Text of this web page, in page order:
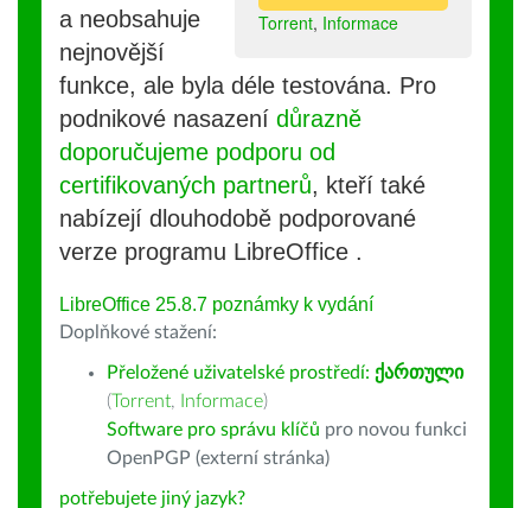
Torrent, Informace
a neobsahuje
nejnovější
funkce, ale byla déle testována. Pro
podnikové nasazení důrazně
doporučujeme podporu od
certifikovaných partnerů, kteří také
nabízejí dlouhodobě podporované
verze programu LibreOffice .
LibreOffice 25.8.7 poznámky k vydání
Doplňkové stažení:
Přeložené uživatelské prostředí: ქართული
(Torrent, Informace)
Software pro správu klíčů pro novou funkci
OpenPGP (externí stránka)
potřebujete jiný jazyk?